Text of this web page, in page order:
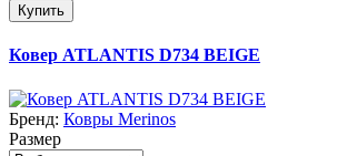
Купить
Ковер ATLANTIS D734 BEIGE
Бренд: Ковры Merinos
Размер